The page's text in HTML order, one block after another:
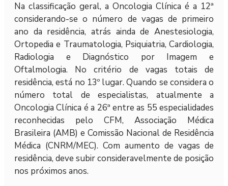
Na classificação geral, a Oncologia Clínica é a 12ª
considerando-se o número de vagas de primeiro
ano da residência, atrás ainda de Anestesiologia,
Ortopedia e Traumatologia, Psiquiatria, Cardiologia,
Radiologia e Diagnóstico por Imagem e
Oftalmologia. No critério de vagas totais de
residência, está no 13º lugar. Quando se considera o
número total de especialistas, atualmente a
Oncologia Clínica é a 26ª entre as 55 especialidades
reconhecidas pelo CFM, Associação Médica
Brasileira (AMB) e Comissão Nacional de Residência
Médica (CNRM/MEC). Com aumento de vagas de
residência, deve subir consideravelmente de posição
nos próximos anos.